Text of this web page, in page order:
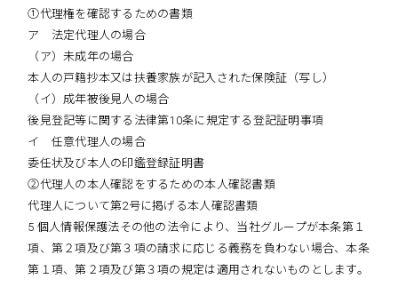
①代理権を確認するための書類
ア 法定代理人の場合
（ア）未成年の場合
本人の戸籍抄本又は扶養家族が記入された保険証（写し）
（イ）成年被後見人の場合
後見登記等に関する法律第10条に規定する登記証明事項
イ 任意代理人の場合
委任状及び本人の印鑑登録証明書
②代理人の本人確認をするための本人確認書類
代理人について第2号に掲げる本人確認書類
5 個人情報保護法その他の法令により、当社グループが本条第１
項、第２項及び第３項の請求に応じる義務を負わない場合、本条
第１項、第２項及び第３項の規定は適用されないものとします。